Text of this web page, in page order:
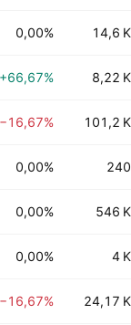
0,00% 14,6 K
+66,67% 8,22 K
−16,67% 101,2 K
0,00% 240
0,00% 546 K
0,00% 4 K
−16,67% 24,17 K